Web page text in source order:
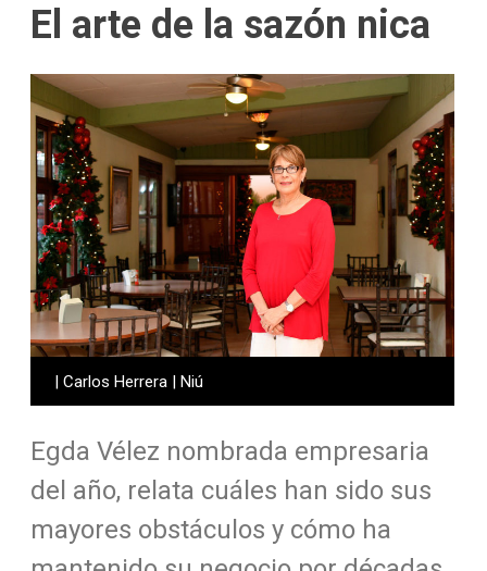
El arte de la sazón nica
| Carlos Herrera | Niú
Egda Vélez nombrada empresaria
del año, relata cuáles han sido sus
mayores obstáculos y cómo ha